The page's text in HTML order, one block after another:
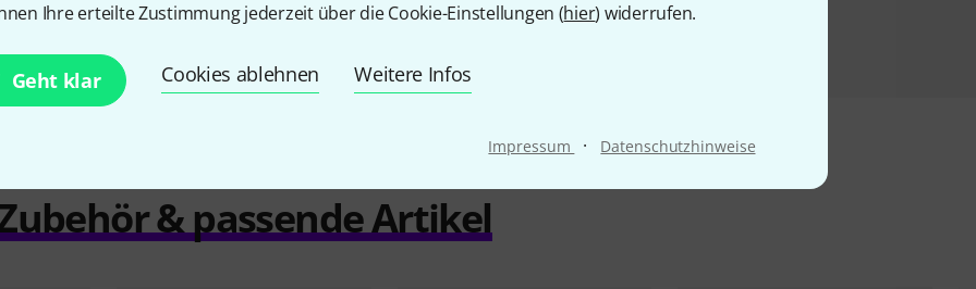
Ihre erteilte Zustimmung jederzeit über die Cookie-Einstellungen (hier) widerrufen.
Geht klar Cookies ablehnen Weitere Infos
Impressum · Datenschutzhinweise
Vergleichen
& passende Artikel